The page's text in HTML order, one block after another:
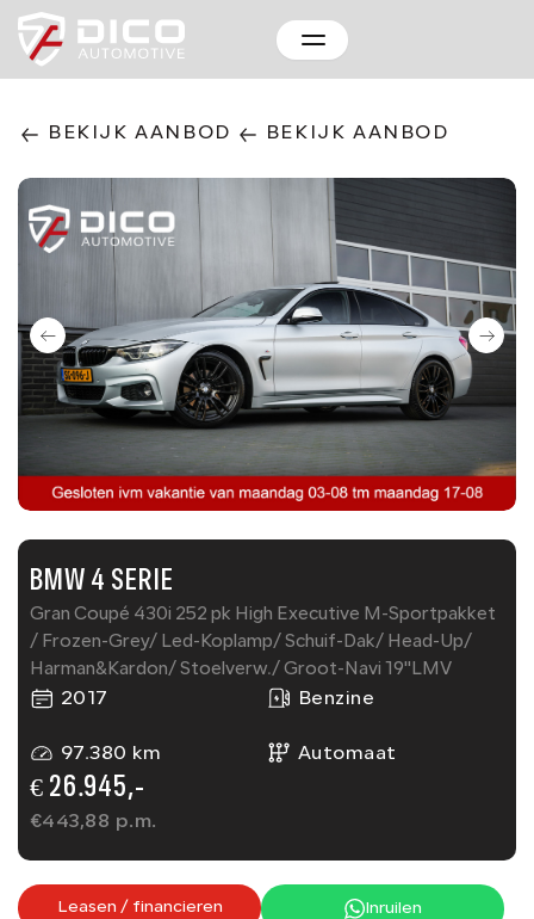
BEKIJK AANBOD BEKIJK AANBOD
BMW 4 SERIE
Gran Coupé 430i 252 pk High Executive M-Sportpakket
/ Frozen-Grey/ Led-Koplamp/ Schuif-Dak/ Head-Up/
Harman&Kardon/ Stoelverw./ Groot-Navi 19''LMV
2017 Benzine
97.380 km Automaat
€ 26.945,-
€443,88 p.m.
Leasen / financieren Inruilen